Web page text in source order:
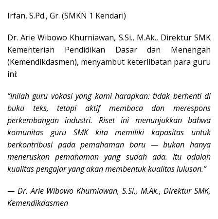
Irfan, S.Pd., Gr. (SMKN 1 Kendari)
Dr. Arie Wibowo Khurniawan, S.Si., M.Ak., Direktur SMK
Kementerian Pendidikan Dasar dan Menengah
(Kemendikdasmen), menyambut keterlibatan para guru
ini:
“Inilah guru vokasi yang kami harapkan: tidak berhenti di
buku teks, tetapi aktif membaca dan merespons
perkembangan industri. Riset ini menunjukkan bahwa
komunitas guru SMK kita memiliki kapasitas untuk
berkontribusi pada pemahaman baru — bukan hanya
meneruskan pemahaman yang sudah ada. Itu adalah
kualitas pengajar yang akan membentuk kualitas lulusan.”
— Dr. Arie Wibowo Khurniawan, S.Si., M.Ak., Direktur SMK,
Kemendikdasmen